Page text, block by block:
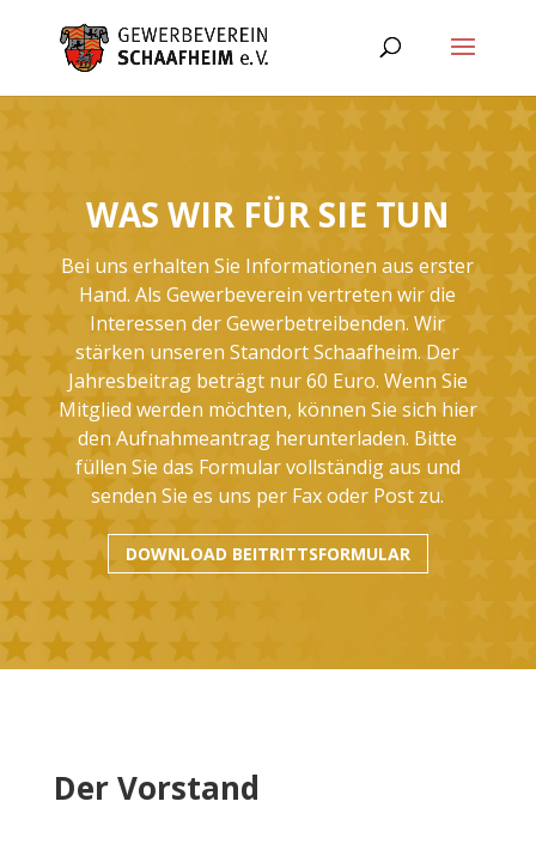
WAS WIR FÜR SIE TUN
Bei uns erhalten Sie Informationen aus erster
Hand. Als Gewerbeverein vertreten wir die
Interessen der Gewerbetreibenden. Wir
stärken unseren Standort Schaafheim. Der
Jahresbeitrag beträgt nur 60 Euro. Wenn Sie
Mitglied werden möchten, können Sie sich hier
den Aufnahmeantrag herunterladen. Bitte
füllen Sie das Formular vollständig aus und
senden Sie es uns per Fax oder Post zu.
DOWNLOAD BEITRITTSFORMULAR
Der Vorstand